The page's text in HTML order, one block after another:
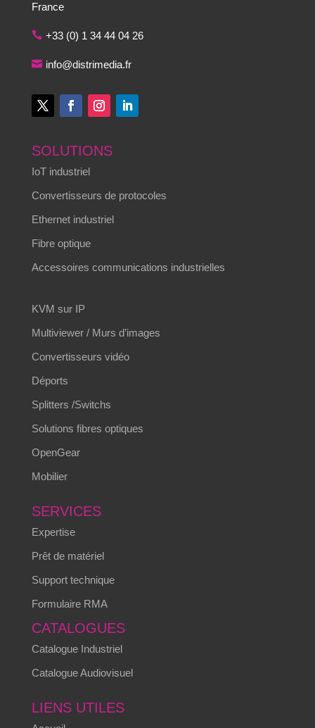
France
+33 (0) 1 34 44 04 26
info@distrimedia.fr
SOLUTIONS
IoT industriel
Convertisseurs de protocoles
Ethernet industriel
Fibre optique
Accessoires communications industrielles
KVM sur IP
Multiviewer / Murs d’images
Convertisseurs vidéo
Déports
Splitters /Switchs
Solutions fibres optiques
OpenGear
Mobilier
SERVICES
Expertise
Prêt de matériel
Support technique
Formulaire RMA
CATALOGUES
Catalogue Industriel
Catalogue Audiovisuel
LIENS UTILES